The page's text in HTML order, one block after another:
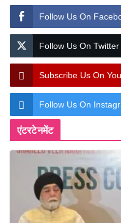
Follow Us On
Follow Us On Twitter
Subscribe Us On
Follow Us On
एंटरटेनमेंट